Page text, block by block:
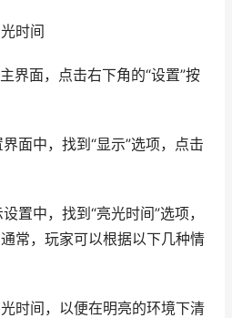
时间
界面，点击右下角的“设置”按
面中，找到“显示”选项，点击
置中，找到“亮光时间”选项，
常，玩家可以根据以下几种情
时间，以便在明亮的环境下清